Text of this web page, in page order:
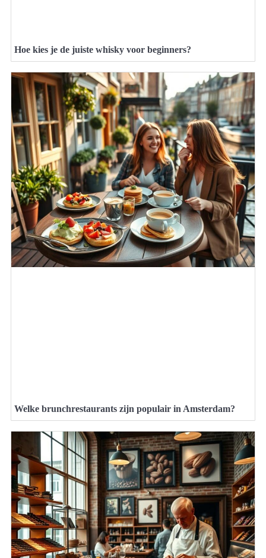
Hoe kies je de juiste whisky voor beginners?
Welke brunchrestaurants zijn populair in Amsterdam?